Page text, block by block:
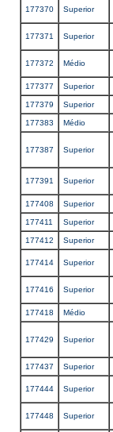
177370 Superior
177371 Superior
177372 Médio
177377 Superior
177379 Superior
177383 Médio
177387 Superior
177391 Superior
177408 Superior
177411 Superior
177412 Superior
177414 Superior
177416 Superior
177418 Médio
177429 Superior
177437 Superior
177444 Superior
177448 Superior